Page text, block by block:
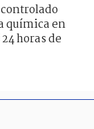
química en
horas de